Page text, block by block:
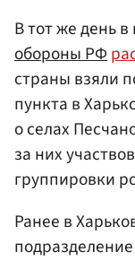
В тот же день
обороны РФ
страны взяли
пункта в
о селах
за них
группировки
Ранее в